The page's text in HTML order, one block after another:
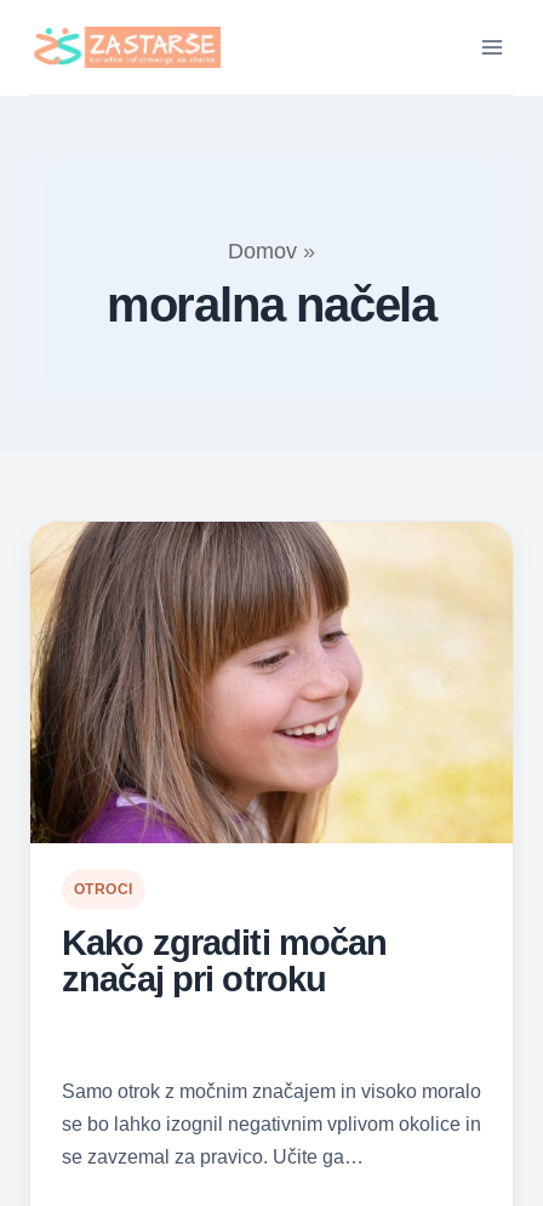
Domov »
moralna načela
OTROCI
Kako zgraditi močan
značaj pri otroku
Samo otrok z močnim značajem in visoko moralo
se bo lahko izognil negativnim vplivom okolice in
se zavzemal za pravico. Učite ga…